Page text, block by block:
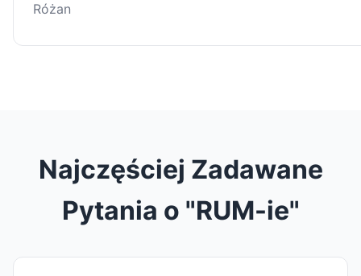
Różan
Najczęściej Zadawane
Pytania o "RUM-ie"